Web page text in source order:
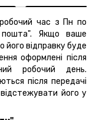
час з Пн по
пошта". Якщо ваше
відправку буде
оформлені після
робочий день.
після передачі
його у